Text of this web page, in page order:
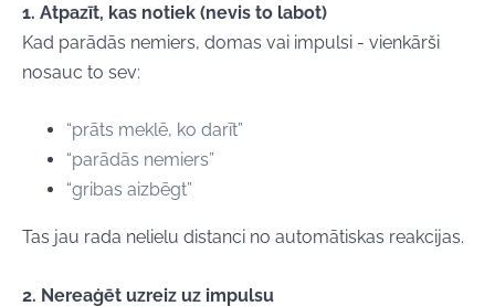
1. Atpazīt, kas notiek (nevis to labot)
Kad parādās nemiers, domas vai impulsi - vienkārši
nosauc to sev:
“prāts meklē, ko darīt”
“parādās nemiers”
“gribas aizbēgt”
Tas jau rada nelielu distanci no automātiskas reakcijas.
2. Nereaģēt uzreiz uz impulsu